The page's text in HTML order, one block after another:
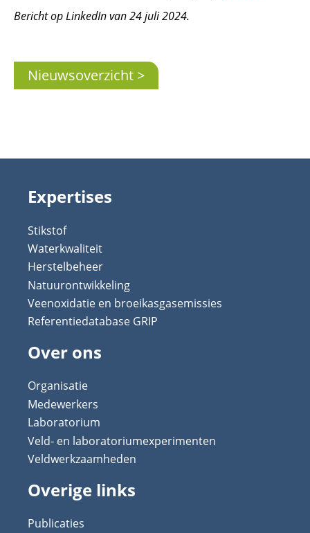
Organisatie
Bericht op LinkedIn van 24 juli 2024.
Nieuwsoverzicht
Expertises
Stikstof
Waterkwaliteit
Herstelbeheer
Natuurontwikkeling
Veenoxidatie en broeikasgasemissies
Referentiedatabase GRIP
Over ons
Organisatie
Medewerkers
Laboratorium
Veld- en laboratoriumexperimenten
Veldwerkzaamheden
Overige links
Publicaties